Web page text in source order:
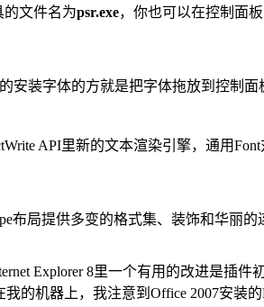
文件名为psr.exe，你也可以在控制面板
安装字体的方就是把字体拖放到控制
API里新的文本渲染引擎，通用
布局提供多变的格式集、装饰和华丽的
Explorer 8里一个有用的改进是插件
的机器上，我注意到Office 2007安装的